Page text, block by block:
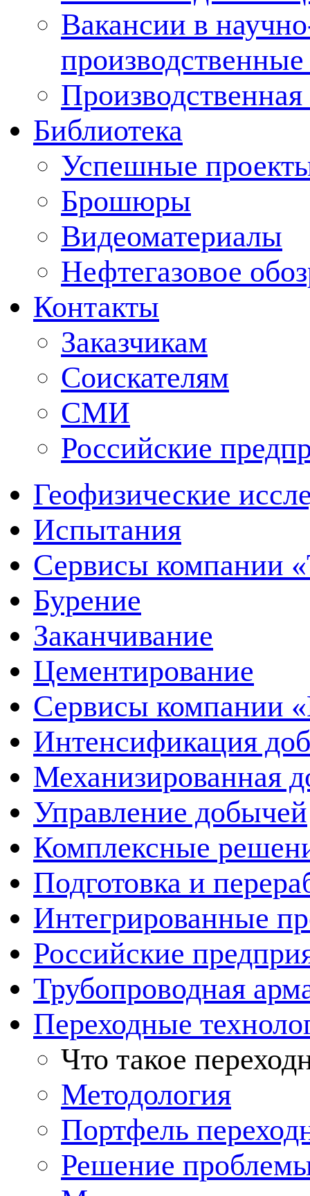
Вакансии в
Производственная
Библиотека
Успешные
Брошюры
Видеоматериалы
Нефтегазовое
Контакты
Заказчикам
Соискателям
СМИ
Российские
Геофизические
Испытания
Сервисы компании
Бурение
Заканчивание
Цементирование
Сервисы компании
Интенсификация
Механизированная
Управление добычей
Комплексные
Подготовка и
Интегрированные
Российские
Трубопроводная
Переходные
Что такое
Методология
Портфель
Решение